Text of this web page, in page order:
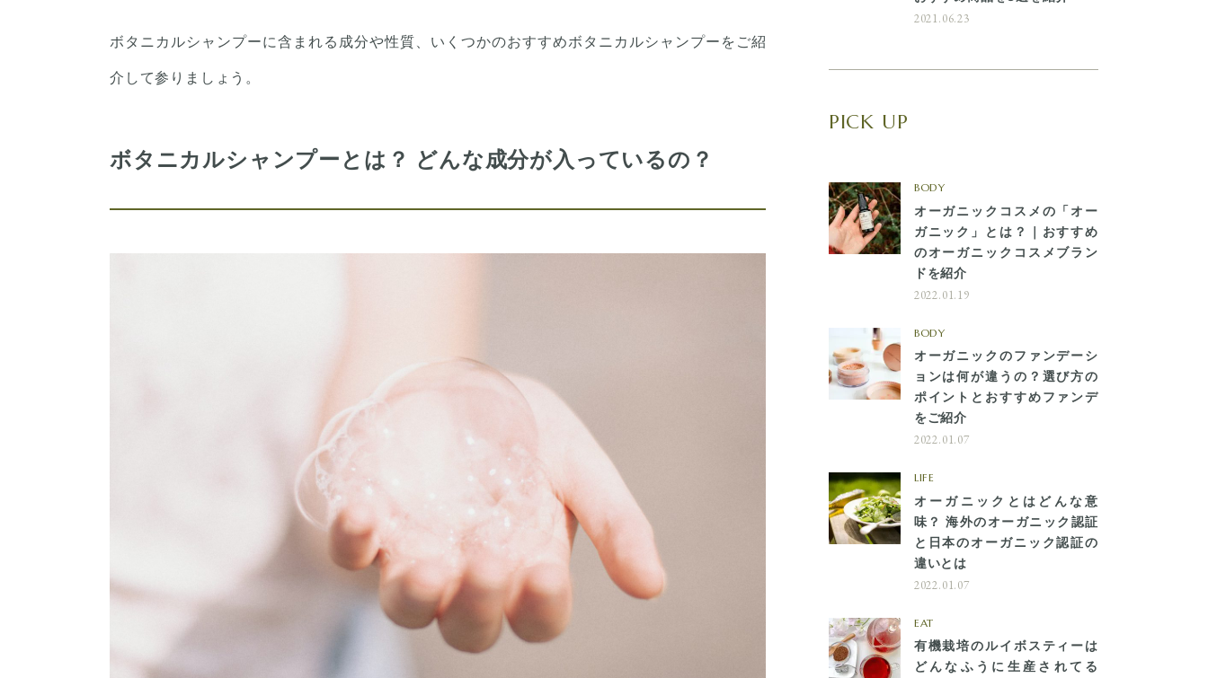
ボタニカルシャンプーに含まれる成分や性質、いくつかのおすすめボタニカルシャンプーをご紹
介して参りましょう。
ボタニカルシャンプーとは？ どんな成分が入っているの？
2021.06.23
PICK UP
BODY
オーガニックコスメの「オー
ガニック」とは？｜おすすめ
のオーガニックコスメブラン
ドを紹介
2022.01.19
BODY
オーガニックのファンデーシ
ョンは何が違うの？選び方の
ポイントとおすすめファンデ
をご紹介
2022.01.07
LIFE
オーガニックとはどんな意
味？ 海外のオーガニック認証
と日本のオーガニック認証の
違いとは
2022.01.07
EAT
有機栽培のルイボスティーは
どんなふうに生産されてる